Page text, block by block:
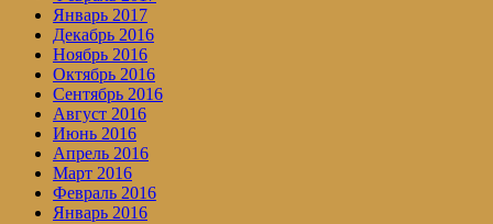
Январь 2017
Декабрь 2016
Ноябрь 2016
Октябрь 2016
Сентябрь 2016
Август 2016
Июнь 2016
Апрель 2016
Март 2016
Февраль 2016
Январь 2016